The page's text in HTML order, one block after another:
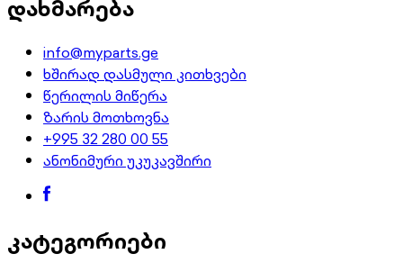
დახმარება
info@myparts.ge
ხშირად დასმული კითხვები
წერილის მიწერა
ზარის მოთხოვნა
+995 32 280 00 55
ანონიმური უკუკავშირი
კატეგორიები